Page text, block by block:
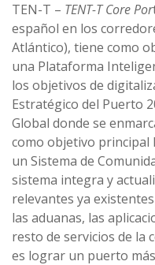
TEN-T – TENT-T Core Por
español en los
Atlántico), tiene como
una Plataforma
los objetivos de
Estratégico del Puerto
Global donde se
como objetivo principal
un Sistema de
sistema integra y
relevantes ya
las aduanas, las
resto de servicios de la
es lograr un puerto